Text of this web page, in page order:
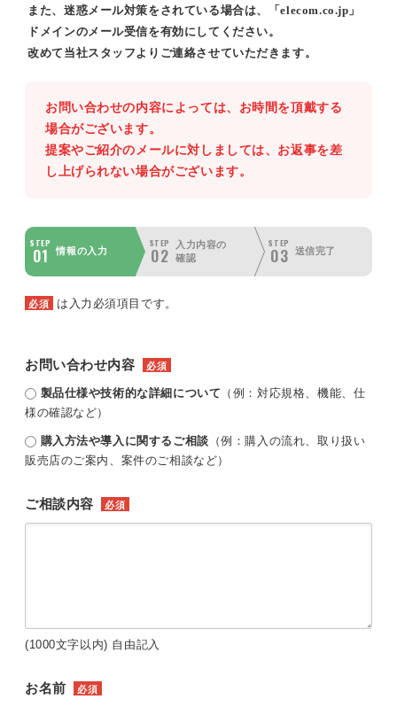
また、迷惑メール対策をされている場合は、「elecom.co.jp」
ドメインのメール受信を有効にしてください。
改めて当社スタッフよりご連絡させていただきます。
お問い合わせの内容によっては、お時間を頂戴する
場合がございます。
提案やご紹介のメールに対しましては、お返事を差
し上げられない場合がございます。
STEP
01 情報の入力
STEP
02
入力内容の
確認
STEP
03 送信完了
必須 は入力必須項目です。
お問い合わせ内容 必須
製品仕様や技術的な詳細について （例：対応規格、機能、仕
様の確認など）
購入方法や導入に関するご相談 （例：購入の流れ、取り扱い
販売店のご案内、案件のご相談など）
ご相談内容 必須
(1000文字以内) 自由記入
お名前 必須